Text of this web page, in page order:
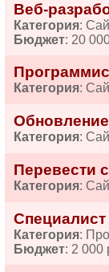
Веб-
Категория:
Бюджет: 20
Категория:
Категория:
Перевести
Категория:
Категория:
Бюджет: 2 000